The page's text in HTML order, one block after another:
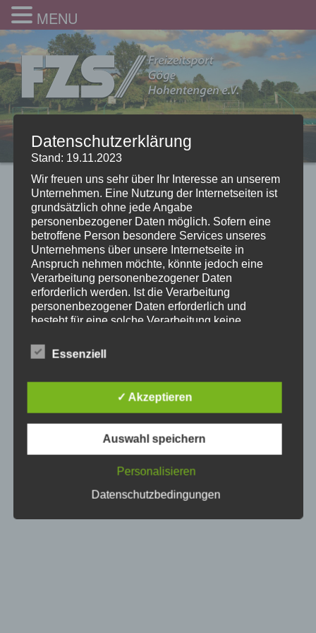
MENU
Datenschutzerklärung
Stand: 19.11.2023
Wir freuen uns sehr über Ihr Interesse an unserem
Unternehmen. Eine Nutzung der Internetseiten ist
grundsätzlich ohne jede Angabe
personenbezogener Daten möglich. Sofern eine
betroffene Person besondere Services unseres
Unternehmens über unsere Internetseite in
Anspruch nehmen möchte, könnte jedoch eine
Verarbeitung personenbezogener Daten
erforderlich werden. Ist die Verarbeitung
personenbezogener Daten erforderlich und
besteht für eine solche Verarbeitung keine
Einwilligung der betroffenen Person ein.
beispielsweise des Namens, der Anschrift, E-Mail-
Adresse oder Telefonnummer einer betroffenen
Person, erfolgt stets im Einklang mit der
Datenschutz-Grundverordnung und in
Übereinstimmung mit den für uns geltenden
landesspezifischen Datenschutzbestimmungen.
Mittels dieser Datenschutzerklärung möchte unser
und Zweck der von uns erhobenen, genutzten und
Essenziell
✓ Akzeptieren
Auswahl speichern
Personalisieren
Datenschutzbedingungen